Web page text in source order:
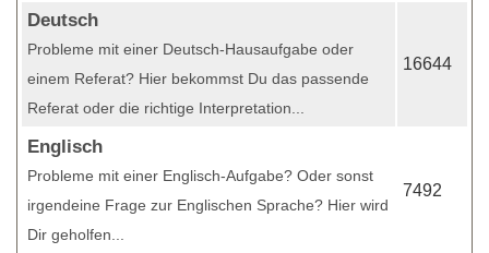
Deutsch
Probleme mit einer Deutsch-Hausaufgabe oder
einem Referat? Hier bekommst Du das passende
Referat oder die richtige Interpretation...
16644
Englisch
Probleme mit einer Englisch-Aufgabe? Oder sonst
irgendeine Frage zur Englischen Sprache? Hier wird
Dir geholfen...
7492